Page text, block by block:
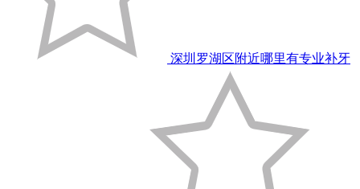
深圳罗湖区附近哪里有专业补牙